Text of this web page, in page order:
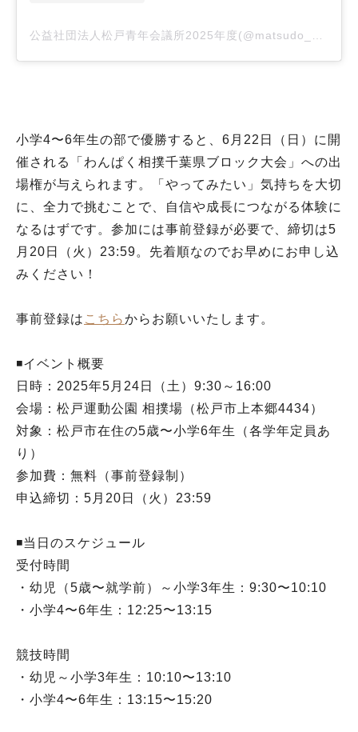
小学4〜6年生の部で優勝すると、6月22日（日）に開
催される「わんぱく相撲千葉県ブロック大会」への出
場権が与えられます。「やってみたい」気持ちを大切
に、全力で挑むことで、自信や成長につながる体験に
なるはずです。参加には事前登録が必要で、締切は5
月20日（火）23:59。先着順なのでお早めにお申し込
みください！
事前登録は こちらからお願いいたします。
◾️イベント概要
日時：2025年5月24日（土）9:30～16:00
会場：松戸運動公園 相撲場（松戸市上本郷4434）
対象：松戸市在住の5歳〜小学6年生（各学年定員あ
り）
参加費：無料（事前登録制）
申込締切：5月20日（火）23:59
◾️当日のスケジュール
受付時間
・幼児（5歳〜就学前）～小学3年生：9:30〜10:10
・小学4〜6年生：12:25〜13:15
競技時間
・幼児～小学3年生：10:10〜13:10
・小学4〜6年生：13:15〜15:20